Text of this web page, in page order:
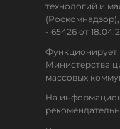
технологий и
- 65426 от
Министерства
массовых
На